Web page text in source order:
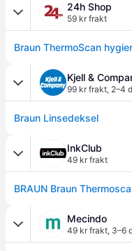
24h Shop
59 kr frakt
Kjell &
99 kr frakt, 2–4
Braun Linsedeksel
InkClub
49 kr frakt
Mecindo
49 kr frakt, 3–6